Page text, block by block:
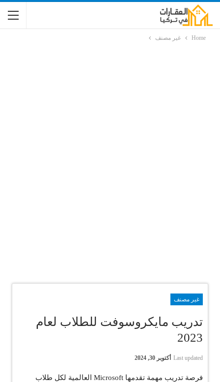
Home غير مصنف
غير مصنف
تدريب مايكروسوفت للطلاب لعام
2023
Last updated أكتوبر 30, 2024
فرصة تدريب مهمة تقدمها Microsoft العالمية لكل طلاب